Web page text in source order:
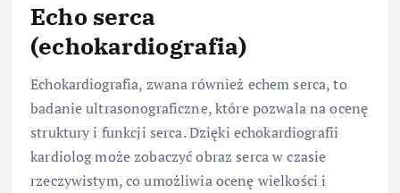
Echo serca
(echokardiografia)
Echokardiografia, zwana również echem serca, to
badanie ultrasonograficzne, które pozwala na ocenę
struktury i funkcji serca. Dzięki echokardiografii
kardiolog może zobaczyć obraz serca w czasie
rzeczywistym, co umożliwia ocenę wielkości i